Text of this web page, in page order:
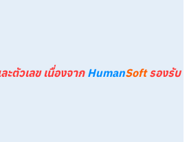
ตัวเลข เนื่องจากHumanSoftรองรับ